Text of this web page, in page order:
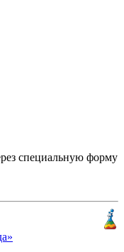
специальную форму